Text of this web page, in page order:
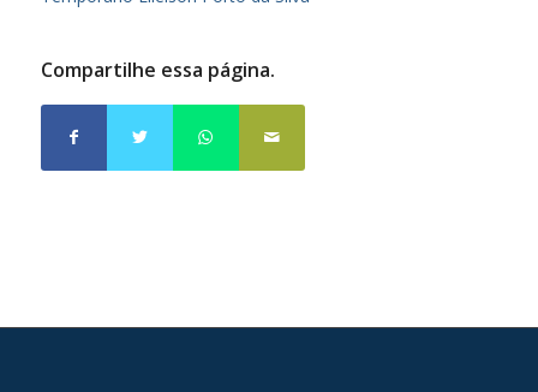
Compartilhe essa página.